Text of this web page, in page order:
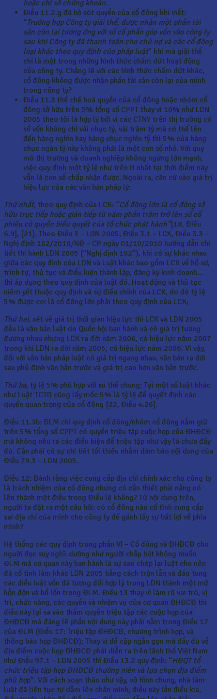
hoặc chỉ số chứng khoán.
Điều 11.2.g đã bỏ sót quyền của cổ đông khi viết:
“Trường hợp Công ty giải thể, được nhận một phần tài
sản còn lại tương ứng với số cổ phần góp vốn vào công ty
sau khi Công ty đã thanh toán cho chủ nợ và các cổ đông
loại khác theo quy định của pháp luật” khi mà giải thể
chỉ là một trong những hình thức chấm dứt hoạt động
của công ty. Chẳng lẽ với các hình thức chấm dứt khác,
cổ đông không được nhận phần tài sản còn lại của mình
trong công ty?
Điều 11.3 thể chế hoá quyền của cổ đông hoặc nhóm cổ
đông sở hữu trên 5% tổng số CPPT thay vì 10% như LDN
2005 theo tôi là hợp lý bởi vì các CTNY trên thị trường có
số vốn không chỉ vài chục tỷ, vài trăm tỷ mà có thể lên
đến hàng nghìn hay hàng chục nghìn tỷ thì 5% của hàng
chục ngàn tỷ này không phải là một con số nhỏ. Với quy
mô thị trường và doanh nghiệp không ngừng lớn mạnh,
việc quy định một tỷ lệ như trên ít nhất tại thời điểm này
vẫn là con số chấp nhận được. Ngoài ra, căn cứ vào giá trị
hiệu lực của các văn bản pháp lý:
Thứ nhất, theo quy định của LCK: “Cổ đông lớn là cổ đông sở
hữu trực tiếp hoặc gián tiếp từ năm phần trăm trở lên số cổ
phiếu có quyền biểu quyết của tổ chức phát hành”[18, Điều
6.9], [21]. Theo Điều 3 – LDN 2005, Điều 3.1 – LCK, Điều 3.3 –
Nghị định 102/2010/NĐ – CP ngày 01/10/2010 hướng dẫn chi
tiết thi hành LDN 2005 (“Nghị định 102”), khi có sự khác nhau
giữa các quy định của LDN và Luật khác bao gồm LCK về hồ sơ,
trình tự, thủ tục và điều kiện thành lập, đăng ký kinh doanh…
thì áp dụng theo quy định của luật đó. Hoạt động và thủ tục
niêm yết thuộc quy định và sự điều chỉnh của LCK, do đó tỷ lệ
5% được coi là cổ đông lớn phải theo quy định của LCK;
Thứ hai, xét về giá trị thời gian hiệu lực thì LCK và LDN 2005
đều là văn bản luật do Quốc hội ban hành và có giá trị tương
đương nhau nhưng LCK ra đời năm 2006, có hiệu lực năm 2007
trong khi LDN ra đời năm 2005, có hiệu lực năm 2006. Vì vậy,
đối với văn bản pháp luật có giá trị ngang nhau, văn bản ra đời
sau phủ định văn bản trước và giá trị cao hơn văn bản trước.
Thứ ba, tỷ lệ 5% phù hợp với xu thế chung: Tại một số luật khác
như Luật TCTD cũng lấy mốc 5% là tỷ lệ để quyết định các
quyền quan trọng của cổ đông [22, Điều 4.26].
Điều 11.3b: ĐLM chỉ quy định cổ đông/nhóm cổ đông nắm giữ
trên 5% tổng số CPPT có quyền triệu tập cuộc họp của ĐHĐCĐ
mà không nêu ra các điều kiện để triệu tập như vậy là chưa đầy
đủ. Cần phải có sự chi tiết tối thiểu nhằm đảm bảo nội dung của
Điều 79.3 – LDN 2005.
Điều 12: Đành rằng việc cung cấp địa chỉ chính xác cho công ty
là trách nhiệm của cổ đông nhưng có cần thiết phải nâng nó
lên thành một điều trong Điều lệ không? Từ nội dung trên,
người ta đặt ra một câu hỏi: có cổ đông nào cố tình cung cấp
sai địa chỉ của mình cho công ty để gánh lấy sự bất lợi về phía
mình?
Hệ thống các quy định trong phần VI – Cổ đông và ĐHĐCĐ cho
người đọc suy nghĩ: dường như người chắp bút không muốn
ĐLM mà cơ quan này ban hành là sự sao chép lại luật cho nên
đã cố tình làm khác LDN 2005 bằng cách trộn lẫn và đảo tung
các điều luật vốn đã tương đối hợp lý trong LDN thành một mớ
hỗn độn và hổ lốn trong ĐLM. Điều 13 thay vì làm rõ vai trò, vị
trí, chức năng, các quyền và nhiệm vụ của cơ quan ĐHĐCĐ thì
điều này lại sa vào thẩm quyền triệu tập các cuộc họp của
ĐHĐCĐ mà đáng lẽ phần nội dung này phải nằm trong Điều 17
của ĐLM (Điều 17: Triệu tập ĐHĐCĐ, chương trình họp, và
thông báo họp ĐHĐCĐ); Thay vì đề cập ngắn gọn mà đầy đủ về
địa điểm cuộc họp ĐHĐCĐ phải diễn ra trên lãnh thổ Việt Nam
như Điều 97.1 – LDN 2005 thì Điều 13.2 quy định: “HĐQT tổ
chức triệu tập họp ĐHĐCĐ thường niên và lựa chọn địa điểm
phù hợp”. Với cách soạn thảo như vậy, vô hình chung, nhà làm
luật đã liên tục tự dẫm lên chân mình, điều này lẫn điều kia,